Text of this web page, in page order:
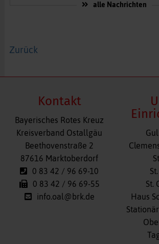
alle Nachrichten
Zurück
Kontakt
Bayerisches Rotes Kreuz
Kreisverband Ostallgäu
Beethovenstraße 2
87616 Marktoberdorf
0 83 42 / 96 69-10
0 83 42 / 96 69-55
info.oal@brk.de
St.
Haus